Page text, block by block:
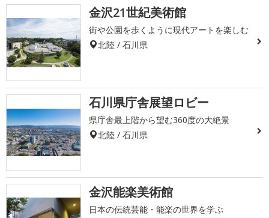
金沢21世紀美術館
街や公園を歩くように現代アートを楽しむ
北陸 / 石川県
石川県庁舎展望ロビー
県庁舎最上階から望む360度の大絶景
北陸 / 石川県
金沢能楽美術館
日本の伝統芸能・能楽の世界を学ぶ